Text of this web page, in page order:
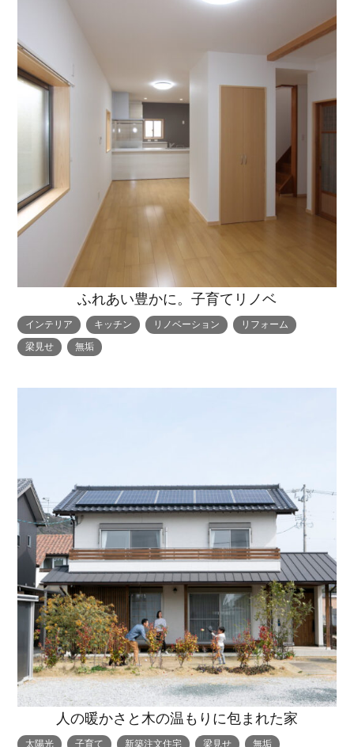
ふれあい豊かに。子育てリノベ
インテリア キッチン リノベーション
リフォーム
梁見せ
無垢
人の暖かさと木の温もりに包まれた家
太陽光 子育て 新築注文住宅 梁見せ
無垢